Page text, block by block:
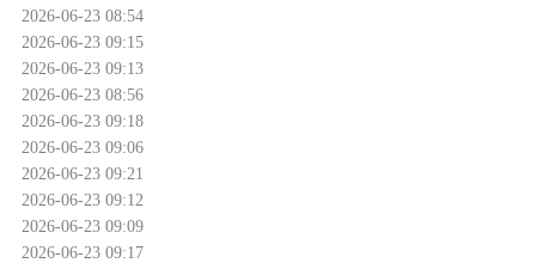
2026-06-23 08:54
2026-06-23 09:15
2026-06-23 09:13
2026-06-23 08:56
2026-06-23 09:18
2026-06-23 09:06
2026-06-23 09:21
2026-06-23 09:12
2026-06-23 09:09
2026-06-23 09:17